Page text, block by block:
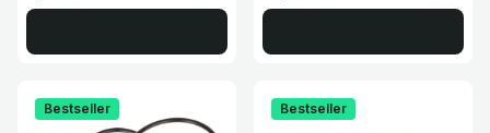
Bestseller Bestseller